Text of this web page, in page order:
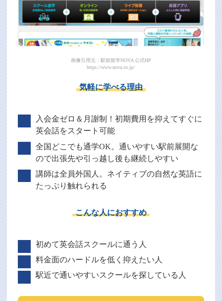
画像引用元：駅前留学NOVA 公式HP
https://www.nova.co.jp/
気軽に学べる理由
入会金ゼロ＆月謝制！初期費用を抑えてすぐに
英会話をスタート可能
全国どこでも通学OK。通いやすい駅前展開な
ので出張先や引っ越し後も継続しやすい
講師は全員外国人。ネイティブの自然な英語に
たっぷり触れられる
こんな人におすすめ
初めて英会話スクールに通う人
料金面のハードルを低く抑えたい人
駅近で通いやすいスクールを探している人